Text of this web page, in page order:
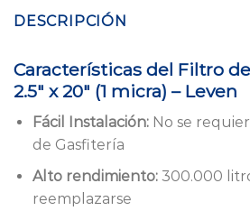
DESCRIPCIÓN
Características del Filtro
2.5″ x 20″ (1 micra) – Leven
Fácil Instalación:No se
de Gasfitería
Alto rendimiento:300.000
reemplazarse